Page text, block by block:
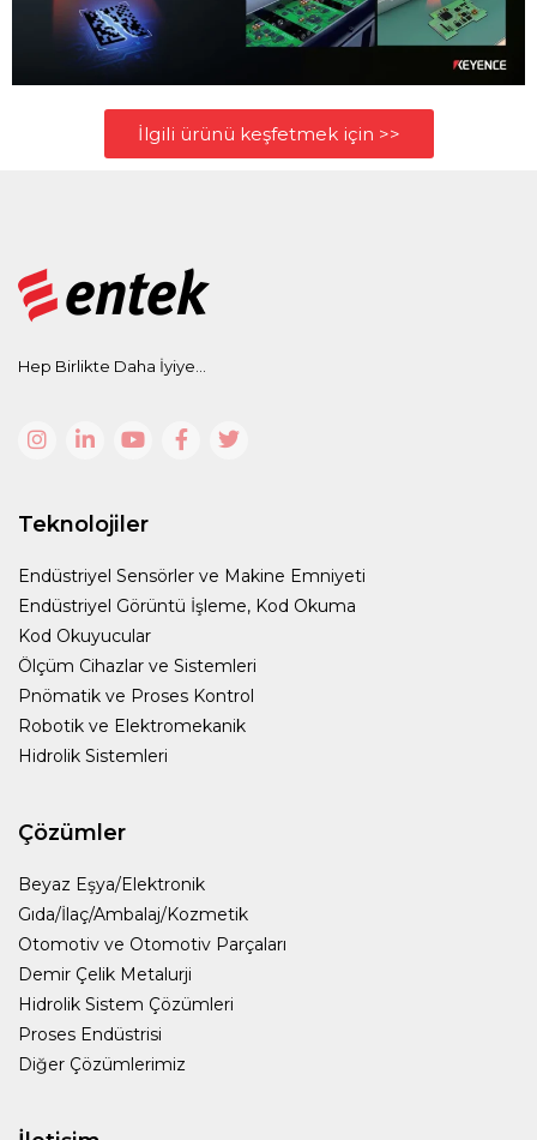
İlgili ürünü keşfetmek için >>
Hep Birlikte Daha İyiye...
Teknolojiler
Endüstriyel Sensörler ve Makine Emniyeti
Endüstriyel Görüntü İşleme, Kod Okuma
Kod Okuyucular
Ölçüm Cihazlar ve Sistemleri
Pnömatik ve Proses Kontrol
Robotik ve Elektromekanik
Hidrolik Sistemleri
Çözümler
Beyaz Eşya/Elektronik
Gıda/İlaç/Ambalaj/Kozmetik
Otomotiv ve Otomotiv Parçaları
Demir Çelik Metalurji
Hidrolik Sistem Çözümleri
Proses Endüstrisi
Diğer Çözümlerimiz